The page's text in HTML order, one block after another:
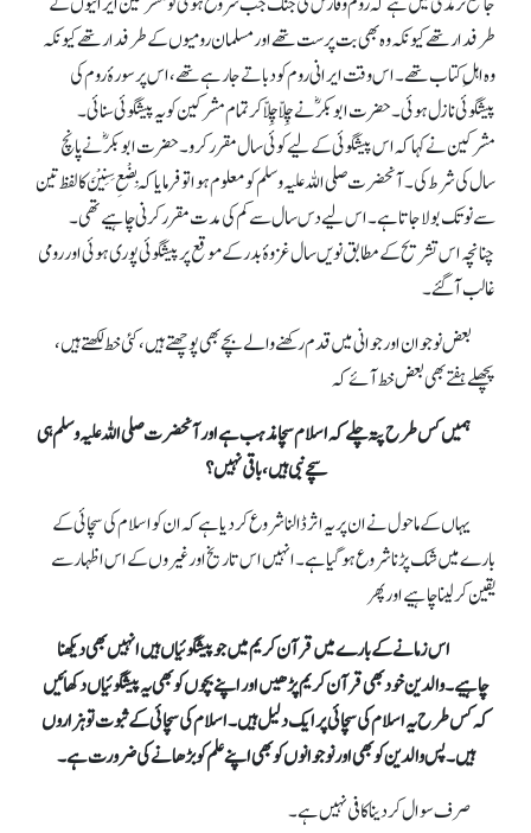
طرفدار تھے کیونکہ وہ بھی بت پرست تھے اور مسلمان رومیوں کے طرفدار تھے کیونکہ
وہ اہلِ کتاب تھے۔ اس وقت ایرانی روم کو دباتے جارہے تھے، اس پر سورۂ روم کی
پیشگوئی نازل ہوئی۔ حضرت ابوبکرؓنے چِلّا چِلّا کر تمام مشرکین کو یہ پیشگوئی سنائی۔
مشرکین نے کہا کہ اس پیشگوئی کے لیے کوئی سال مقرر کرو۔ حضرت ابوبکرؓ نے پانچ
سال کی شرط کی۔ آنحضرت صلی اللہ علیہ وسلم کو معلوم ہوا تو فرمایا کہ بِضْعِ سِنِيْنَ کا لفظ تین
سے نو تک بولا جاتا ہے۔ اس لیے دس سال سے کم کی مدت مقرر کرنی چاہیے تھی۔
چنانچہ اس تشریح کے مطابق نویں سال غزوۂ بدر کے موقع پر پیشگوئی پوری ہوئی اور رومی
غالب آ گئے۔
بعض نوجوان اور جوانی میں قدم رکھنے والے بچے بھی پوچھتے ہیں، کئی خط لکھتے ہیں،
پچھلے ہفتےبھی بعض خط آئے کہ
ہمیں کس طرح پتہ چلے کہ اسلام سچا مذہب ہے اور آنحضرت صلی اللہ علیہ وسلم ہی
سچے نبی ہیں، باقی نہیں؟
یہاں کے ماحول نے ان پر یہ اثر ڈالنا شروع کر دیا ہےکہ ان کو اسلام کی سچائی کے
بارے میں شک پڑنا شروع ہو گیا ہے۔ انہیں اس تاریخ اور غیروں کے اس اظہار سے
یقین کر لینا چاہیے اور پھر
اس زمانے کے بارے میں قرآن کریم میں جو پیشگوئیاں ہیں انہیں بھی دیکھنا
چاہیے۔ والدین خود بھی قرآن کریم پڑھیں اور اپنے بچوں کو بھی یہ پیشگوئیاں دکھائیں
کہ کس طرح یہ اسلام کی سچائی پر ایک دلیل ہیں۔ اسلام کی سچائی کے ثبوت تو ہزاروں
ہیں۔ پس والدین کو بھی اورنوجوانوں کو بھی اپنے علم کو بڑھانے کی ضرورت ہے۔
صرف سوال کر دینا کافی نہیں ہے۔